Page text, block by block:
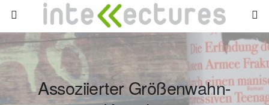
Assoziierter Größenwahn-